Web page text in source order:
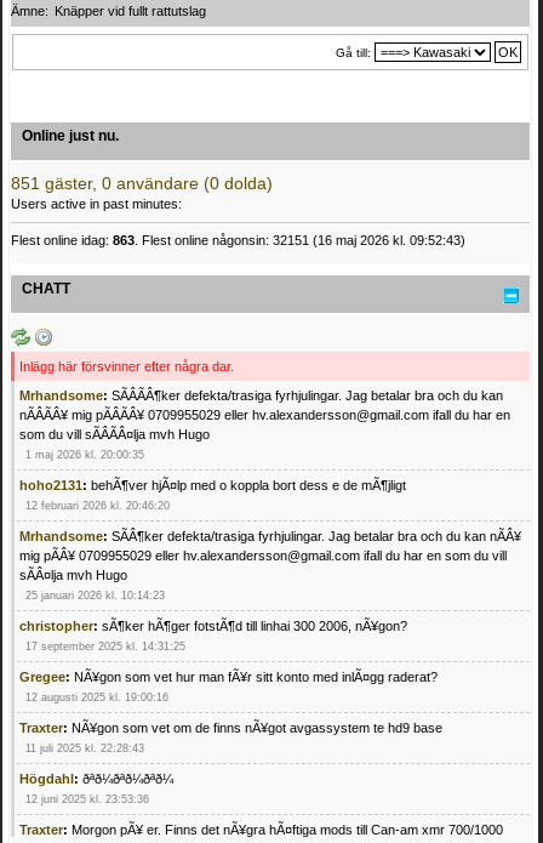
Ämne: Knäpper vid fullt rattutslag
Gå till:
Online just nu.
851 gäster, 0 användare (0 dolda)
Users active in past minutes:
Flest online idag: 863 . Flest online någonsin: 32151 (16 maj 2026 kl. 09:52:43)
CHATT
Inlägg här försvinner efter några dar.
Mrhandsome: SÃÂÃÂ¶ker defekta/trasiga fyrhjulingar. Jag betalar bra och du kan
nÃÂÃÂ¥ mig pÃÂÃÂ¥ 0709955029 eller hv.alexandersson@gmail.com ifall du har en
som du vill sÃÂÃÂ¤lja mvh Hugo
1 maj 2026 kl. 20:00:35
hoho2131: behÃ¶ver hjÃ¤lp med o koppla bort dess e de mÃ¶jligt
12 februari 2026 kl. 20:46:20
Mrhandsome: SÃÂ¶ker defekta/trasiga fyrhjulingar. Jag betalar bra och du kan nÃÂ¥
mig pÃÂ¥ 0709955029 eller hv.alexandersson@gmail.com ifall du har en som du vill
sÃÂ¤lja mvh Hugo
25 januari 2026 kl. 10:14:23
christopher: sÃ¶ker hÃ¶ger fotstÃ¶d till linhai 300 2006, nÃ¥gon?
17 september 2025 kl. 14:31:25
Gregee: NÃ¥gon som vet hur man fÃ¥r sitt konto med inlÃ¤gg raderat?
12 augusti 2025 kl. 19:00:16
Traxter: NÃ¥gon som vet om de finns nÃ¥got avgassystem te hd9 base
11 juli 2025 kl. 22:28:43
Högdahl: ðªð¼ðªð¼ðªð¼
12 juni 2025 kl. 23:53:36
Traxter: Morgon pÃ¥ er. Finns det nÃ¥gra hÃ¤ftiga mods till Can-am xmr 700/1000